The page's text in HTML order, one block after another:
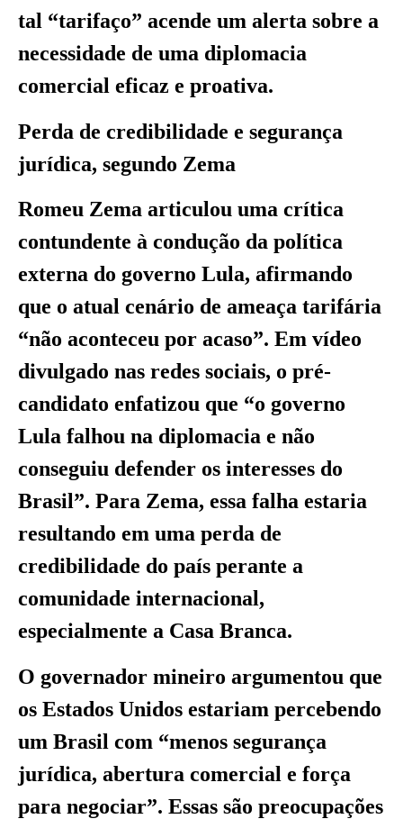
tal “tarifaço” acende um alerta sobre a
necessidade de uma diplomacia
comercial eficaz e proativa.
Perda de credibilidade e segurança
jurídica, segundo Zema
Romeu Zema articulou uma crítica
contundente à condução da política
externa do governo Lula, afirmando
que o atual cenário de ameaça tarifária
“não aconteceu por acaso”. Em vídeo
divulgado nas redes sociais, o pré-
candidato enfatizou que “o governo
Lula falhou na diplomacia e não
conseguiu defender os interesses do
Brasil”. Para Zema, essa falha estaria
resultando em uma perda de
credibilidade do país perante a
comunidade internacional,
especialmente a Casa Branca.
O governador mineiro argumentou que
os Estados Unidos estariam percebendo
um Brasil com “menos segurança
jurídica, abertura comercial e força
para negociar”. Essas são preocupações